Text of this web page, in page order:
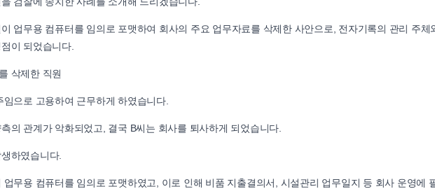
업무용 컴퓨터를 임의로 포맷하여 회사의 주요 업무자료를 삭제한 사안으로, 전자기록의 관리 주체
이 되었습니다.
삭제한 직원
으로 고용하여 근무하게 하였습니다.
의 관계가 악화되었고, 결국 B씨는 회사를 퇴사하게 되었습니다.
하였습니다.
업무용 컴퓨터를 임의로 포맷하였고, 이로 인해 비품 지출결의서, 시설관리 업무일지 등 회사 운영에